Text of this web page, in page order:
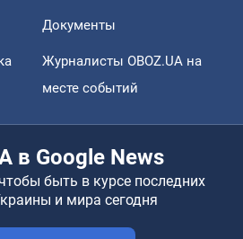
Документы
Журналисты OBOZ.UA на
месте событий
в Google News
быть в курсе последних
и мира сегодня